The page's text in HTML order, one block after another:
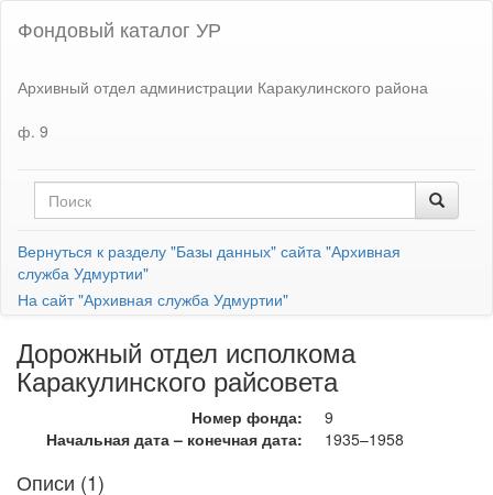
Фондовый каталог УР
Архивный отдел администрации Каракулинского района
ф. 9
Вернуться к разделу "Базы данных" сайта "Архивная
служба Удмуртии"
На сайт "Архивная служба Удмуртии"
Дорожный отдел исполкома
Каракулинского райсовета
Номер фонда:
9
Начальная дата – конечная дата:
1935–1958
Описи (1)